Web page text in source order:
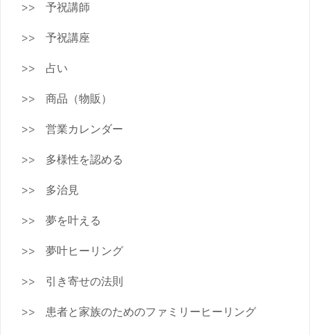
予祝講師
予祝講座
占い
商品（物販）
営業カレンダー
多様性を認める
多治見
夢を叶える
夢叶ヒーリング
引き寄せの法則
患者と家族のためのファミリーヒーリング